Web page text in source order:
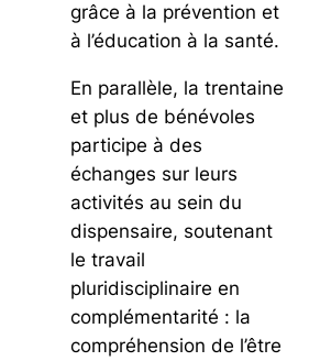
grâce à la prévention et
à l’éducation à la santé.
En parallèle, la trentaine
et plus de bénévoles
participe à des
échanges sur leurs
activités au sein du
dispensaire, soutenant
le travail
pluridisciplinaire en
complémentarité : la
compréhension de l’être